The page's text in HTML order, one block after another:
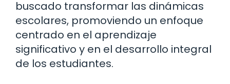
buscado transformar las dinámicas
escolares, promoviendo un enfoque
centrado en el aprendizaje
significativo y en el desarrollo integral
de los estudiantes.